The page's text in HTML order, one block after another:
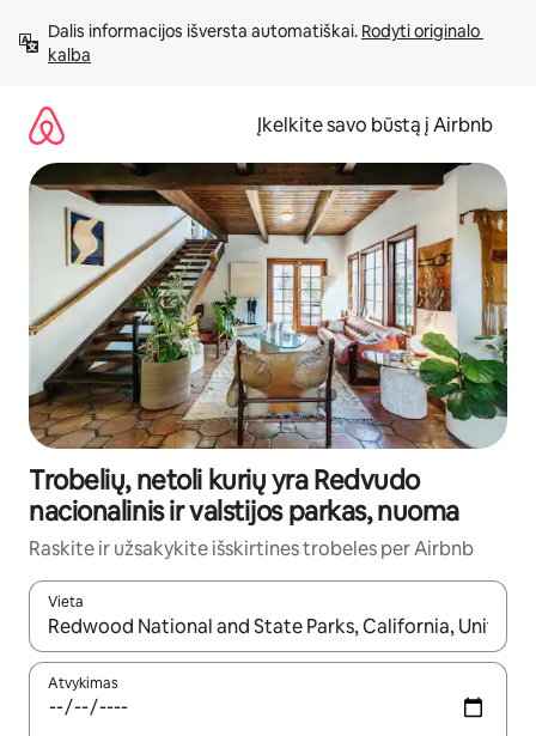
prie
turinio
Dalis informacijos išversta automatiškai. Rodyti originalo
kalba
Įkelkite savo būstą į Airbnb
Trobelių, netoli kurių yra Redvudo
nacionalinis ir valstijos parkas, nuoma
Raskite ir užsakykite išskirtines trobeles per Airbnb
Vieta
Kai pasirodys paieškos rezultatai, juos naršyti galite
Atvykimas